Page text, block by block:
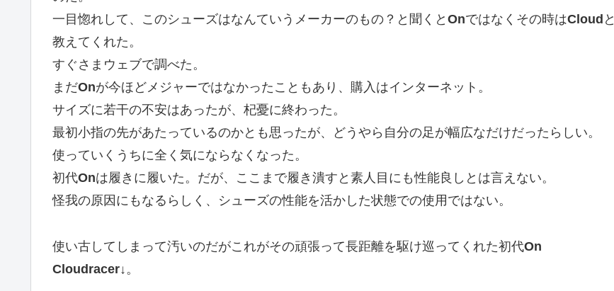
一目惚れして、このシューズはなんていうメーカーのもの？と聞くと Onではなくその時はCloud と
教えてくれた。
すぐさまウェブで調べた。
まだOnが今ほどメジャーではなかったこともあり、購入はインターネット。
サイズに若干の不安はあったが、杞憂に終わった。
最初小指の先があたっているのかとも思ったが、どうやら自分の足が幅広なだけだったらしい。
使っていくうちに全く気にならなくなった。
初代Onは履きに履いた。だが、ここまで履き潰すと素人目にも性能良しとは言えない。
怪我の原因にもなるらしく、シューズの性能を活かした状態での使用ではない。
使い古してしまって汚いのだがこれがその頑張って長距離を駆け巡ってくれた初代On
Cloudracer↓。